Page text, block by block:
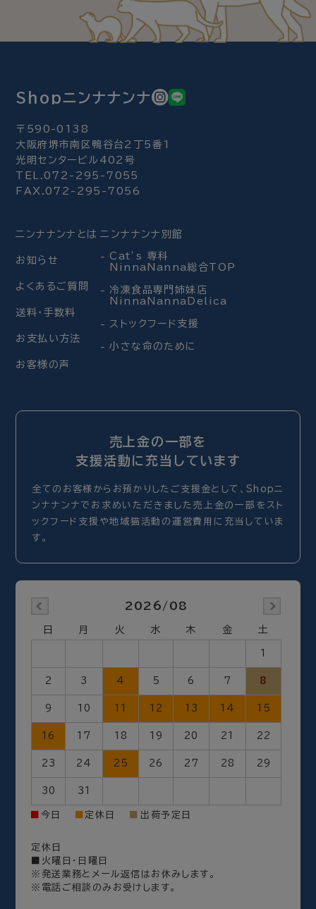
Shopニンナナンナ
〒590-0138
大阪府堺市南区鴨谷台2丁5番1
光明センタービル402号
TEL.072-295-7055
FAX.072-295-7056
ニンナナンナとは
お知らせ
よくあるご質問
送料・手数料
お支払い方法
お客様の声
ニンナナンナ別館
Cat’s 専科
NinnaNanna総合TOP
冷凍食品専門姉妹店
NinnaNannaDelica
ストックフード支援
小さな命のために
売上金の一部を
支援活動に充当しています
全てのお客様からお預かりしたご支援金として、Shopニ
ンナナンナでお求めいただきました売上金の一部をスト
ックフード支援や地域猫活動の運営費用に充当していま
す。
2026/08
日 月 火 水 木 金 土
2 3 4 5 6 7 8
9 10 12 13 14 15
16 17 18 19 20 21 22
23 24 25 26 27 28 29
30 31
今日 定休日 出荷予定日
定休日
■火曜日・日曜日
※発送業務とメール返信はお休みします。
※電話ご相談のみお受けします。